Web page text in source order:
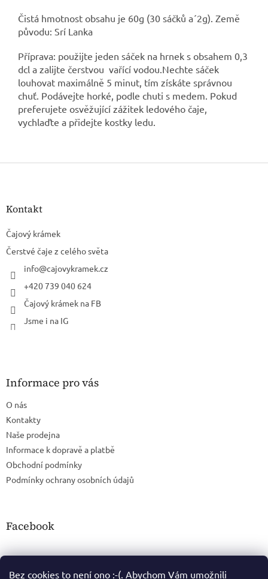
Bez cookies to není ono :-(. Abychom Vám umožnili
Čistá hmotnost obsahu je 60g (30 sáčků a´2g). Země
původu: Srí Lanka
Příprava: použijte jeden sáček na hrnek s obsahem 0,3
dcl a zalijte čerstvou vařící vodou.Nechte sáček
louhovat maximálně 5 minut, tím získáte správnou
chuť. Podávejte horké, podle chuti s medem. Pokud
preferujete osvěžující zážitek ledového čaje,
vychlaďte a přidejte kostky ledu.
Z
Kontakt
Čajový krámek
Čerstvé čaje z celého světa
info@cajovykramek.cz
+420 739 040 624
Čajový krámek na FB
Jsme i na IG
Informace pro vás
O nás
Kontakty
Naše prodejna
Informace k dopravě a platbě
Obchodní podmínky
Podmínky ochrany osobních údajů
Facebook